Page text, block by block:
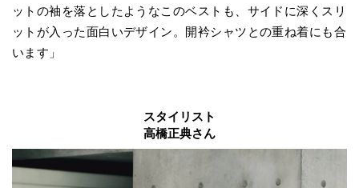
ットの袖を落としたようなこのベストも、サイドに深くスリ
ットが入った面白いデザイン。開衿シャツとの重ね着にも合
います」
スタイリスト
高橋正典さん